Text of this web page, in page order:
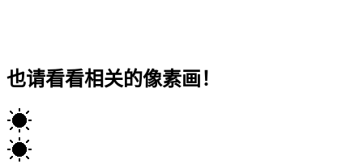
也请看看相关的像素画！